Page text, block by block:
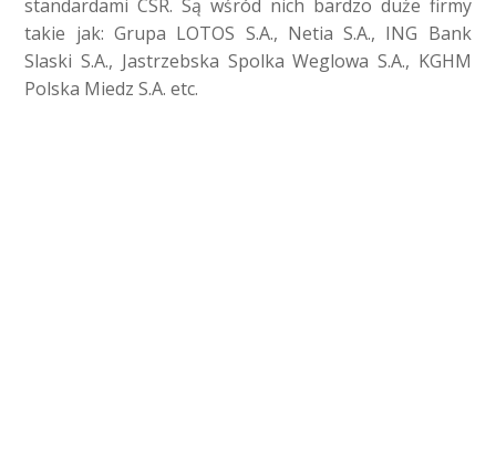
standardami CSR. Są wśród nich bardzo duże firmy
takie jak: Grupa LOTOS S.A., Netia S.A., ING Bank
Slaski S.A., Jastrzebska Spolka Weglowa S.A., KGHM
Polska Miedz S.A. etc.